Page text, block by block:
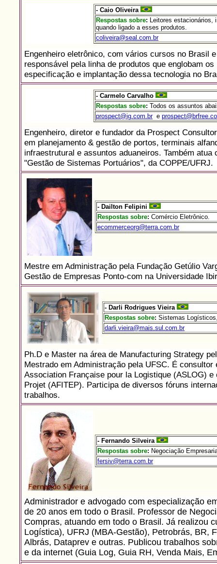
- Caio Oliveira
Respostas sobre: Leitores estacionários,
quando ligado a esses produtos.
coliveira@seal.com.br
Engenheiro eletrônico, com vários cursos no Brasil
responsável pela linha de produtos que englobam
especificação e implantação dessa tecnologia no
- Carmelo Carvalho
Respostas sobre: Todos os assuntos
prospect@ig.com.bre
Engenheiro, diretor e fundador da Prospect
em planejamento & gestão de portos, terminais
infraestrutural e assuntos aduaneiros. Também
"Gestão de Sistemas Portuários", da COPPE/
- Dailton Felipini
Respostas sobre: Comércio Eletrônico.
ecommerceorg@terra.com.br
Mestre em Administração pela Fundação Getúlio
Gestão de Empresas Ponto-com na Universidade
- Darli Rodrigues Vieira
Respostas sobre: Sistemas
darli.vieira@mais.sul.com.br
Ph.D e Master na área de Manufacturing Strategy
Mestrado em Administração pela UFSC. É
Association Française pour la Logistique (ASLOG)
Projet (AFITEP). Participa de diversos fóruns
trabalhos.
- Fernando Silveira
Respostas sobre: Negociação
fersiv@terra.com.br
Administrador e advogado com especialização
de 20 anos em todo o Brasil. Professor de
Compras, atuando em todo o Brasil. Já realizou
Logística), UFRJ (MBA-Gestão), Petrobrás, BR,
Albrás, Dataprev e outras. Publicou trabalhos
e da internet (Guia Log, Guia RH, Venda Mais,